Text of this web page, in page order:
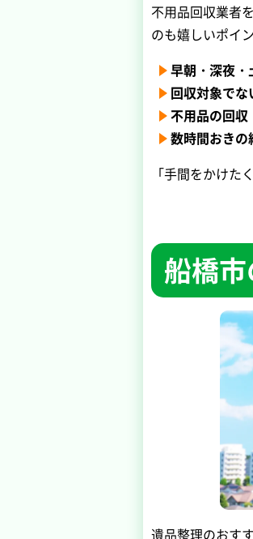
不用品回収業者
のも嬉しいポイ
早朝・深夜・
回収対象でな
不用品の回収
数時間おきの
「手間をかけた
船橋
遺品整理のおす